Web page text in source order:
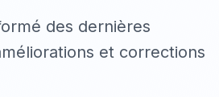
des dernières
et corrections